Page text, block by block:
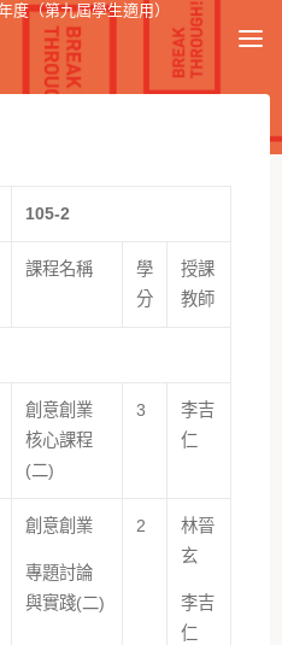
度（第九屆學生適用）
105-2
課程名稱
學
分
授課
教師
創意創業
核心課程
(二)
3
李吉
仁
創意創業
專題討論
與實踐(二)
2
林晉
玄
李吉
仁